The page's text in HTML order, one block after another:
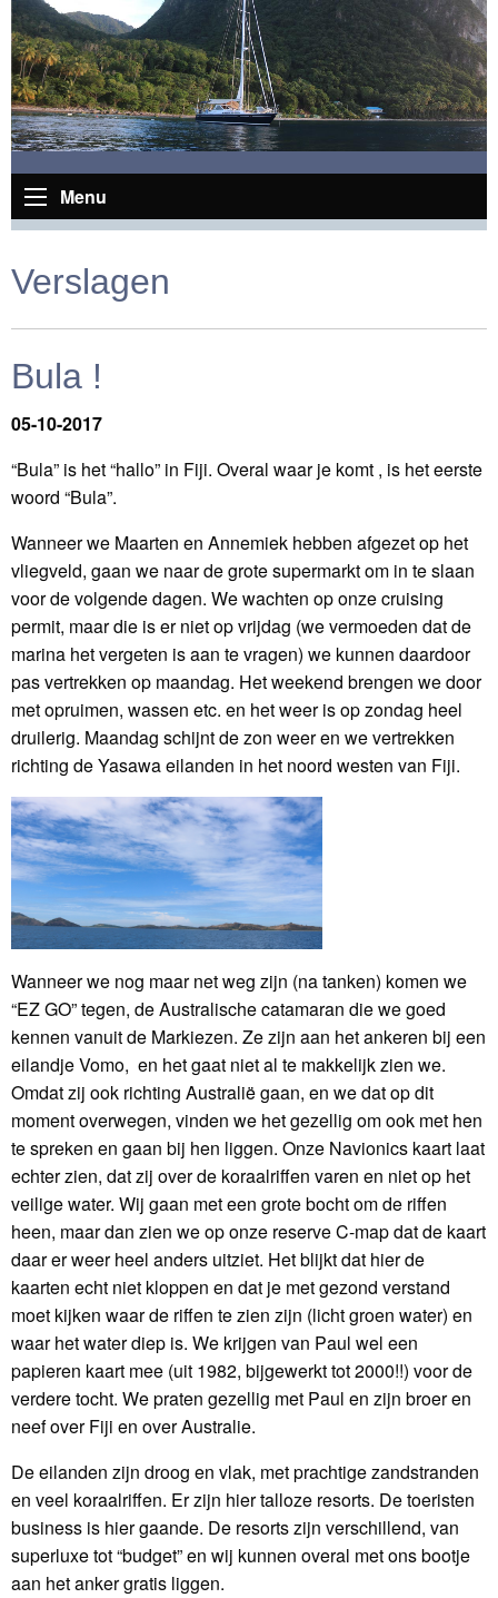
Menu
Verslagen
Bula !
05-10-2017
“Bula” is het “hallo” in Fiji. Overal waar je komt , is het eerste
woord “Bula”.
Wanneer we Maarten en Annemiek hebben afgezet op het
vliegveld, gaan we naar de grote supermarkt om in te slaan
voor de volgende dagen. We wachten op onze cruising
permit, maar die is er niet op vrijdag (we vermoeden dat de
marina het vergeten is aan te vragen) we kunnen daardoor
pas vertrekken op maandag. Het weekend brengen we door
met opruimen, wassen etc. en het weer is op zondag heel
druilerig. Maandag schijnt de zon weer en we vertrekken
richting de Yasawa eilanden in het noord westen van Fiji.
Wanneer we nog maar net weg zijn (na tanken) komen we
“EZ GO” tegen, de Australische catamaran die we goed
kennen vanuit de Markiezen. Ze zijn aan het ankeren bij een
eilandje Vomo, en het gaat niet al te makkelijk zien we.
Omdat zij ook richting Australië gaan, en we dat op dit
moment overwegen, vinden we het gezellig om ook met hen
te spreken en gaan bij hen liggen. Onze Navionics kaart laat
echter zien, dat zij over de koraalriffen varen en niet op het
veilige water. Wij gaan met een grote bocht om de riffen
heen, maar dan zien we op onze reserve C-map dat de kaart
daar er weer heel anders uitziet. Het blijkt dat hier de
kaarten echt niet kloppen en dat je met gezond verstand
moet kijken waar de riffen te zien zijn (licht groen water) en
waar het water diep is. We krijgen van Paul wel een
papieren kaart mee (uit 1982, bijgewerkt tot 2000!!) voor de
verdere tocht. We praten gezellig met Paul en zijn broer en
neef over Fiji en over Australie.
De eilanden zijn droog en vlak, met prachtige zandstranden
en veel koraalriffen. Er zijn hier talloze resorts. De toeristen
business is hier gaande. De resorts zijn verschillend, van
superluxe tot “budget” en wij kunnen overal met ons bootje
aan het anker gratis liggen.